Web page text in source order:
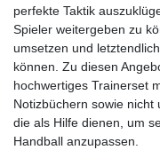
perfekte Taktik
Spieler weitergeben zu
umsetzen und
können. Zu diesen
hochwertiges Trainerset
Notizbüchern sowie nicht
die als Hilfe dienen, um
Handball anzupassen.